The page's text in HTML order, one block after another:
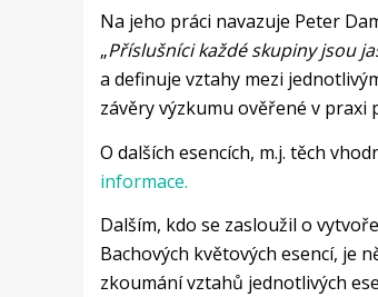
Na jeho práci navazuje Peter
„Příslušníci každé skupiny jsou
a definuje vztahy mezi
závěry výzkumu ověřené v praxi
O dalších esencích, m.j. těch
informace.
Dalším, kdo se zasloužil o
Bachových květových esencí, je
zkoumání vztahů jednotlivých